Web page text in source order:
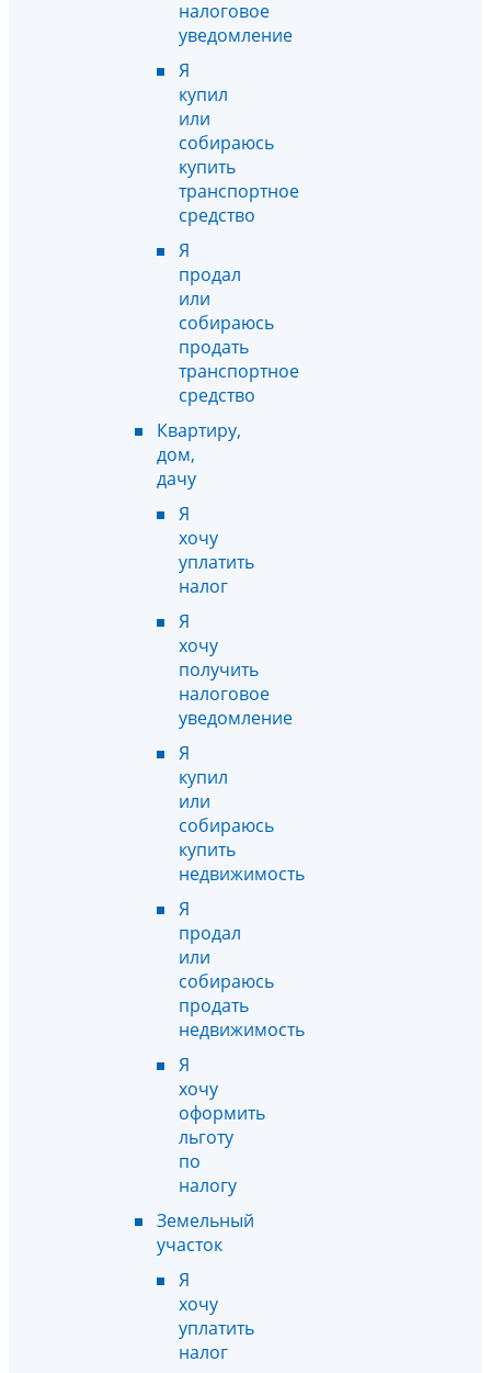
налоговое
уведомление
Я
купил
или
собираюсь
купить
транспортное
средство
Я
продал
или
собираюсь
продать
транспортное
средство
Квартиру,
дом,
дачу
Я
хочу
уплатить
налог
Я
хочу
получить
налоговое
уведомление
Я
купил
или
собираюсь
купить
недвижимость
Я
продал
или
собираюсь
продать
недвижимость
Я
хочу
оформить
льготу
по
налогу
Земельный
участок
Я
хочу
уплатить
налог